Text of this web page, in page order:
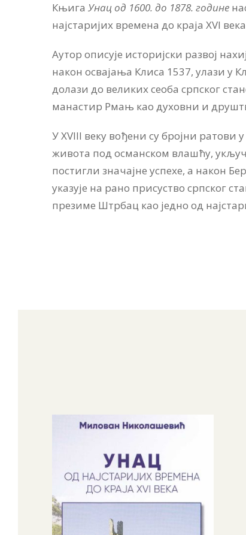
Књига Унац од 1600. до 1878. године
најстаријих времена до краја XVI
Аутор описује историјски развој
након освајања Клиса 1537, улази у
долази до великих сеоба српског
манастир Рмањ као духовни и
У XVIII веку вођени су бројни ратови
живота под османском влашћу,
постигли значајне успехе, а након
указује на рано присуство српског
презиме Штрбац као једно од